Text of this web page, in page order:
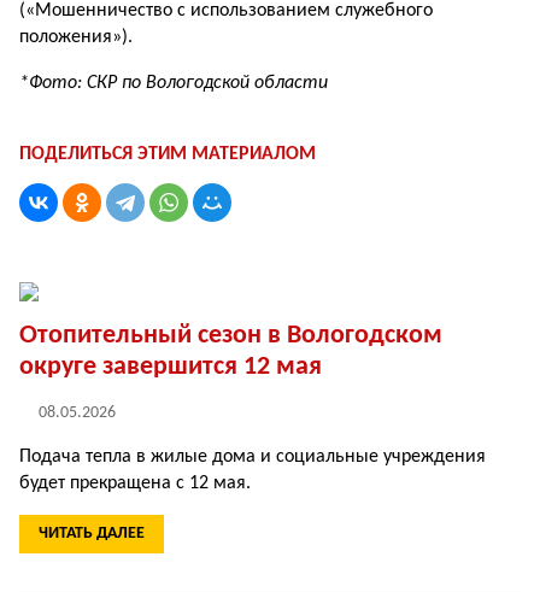
(«Мошенничество с использованием служебного
положения»).
*Фото: СКР по Вологодской области
ПОДЕЛИТЬСЯ ЭТИМ МАТЕРИАЛОМ
Отопительный сезон в Вологодском
округе завершится 12 мая
08.05.2026
Подача тепла в жилые дома и социальные учреждения
будет прекращена с 12 мая.
ЧИТАТЬ ДАЛЕЕ